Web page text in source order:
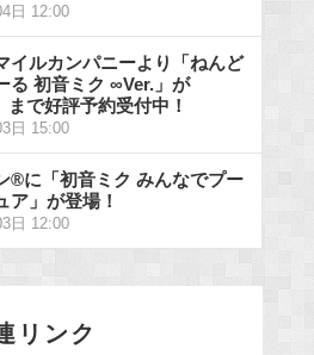
日 12:00
イルカンパニーより「ねんど
る 初音ミク ∞Ver.」が
まで好評予約受付中！
日 15:00
®に「初音ミク みんなでプー
ア」が登場！
日 12:00
リンク